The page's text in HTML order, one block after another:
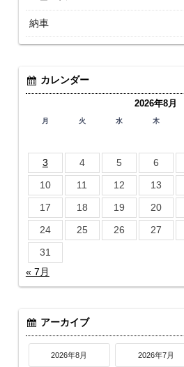
納車
カレンダー
2026年8月
月 火 水 木
3
4 5 6
10
11 12 13
17
18 19 20
24
25 26 27
31
« 7月
アーカイブ
2026年8月 2026年7月